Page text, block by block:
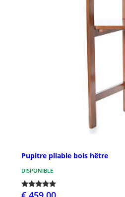
Pupitre pliable bois hêtre
DISPONIBLE